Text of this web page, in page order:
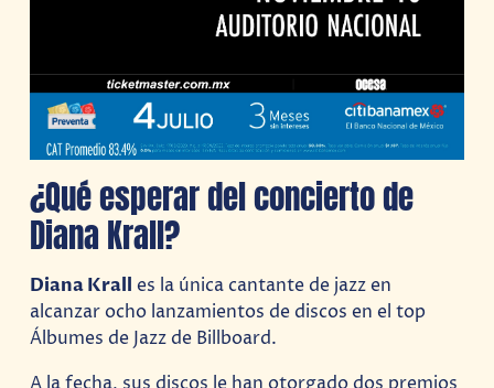
¿Qué esperar del concierto de
Diana Krall?
Diana Krall es la única cantante de jazz en
alcanzar ocho lanzamientos de discos en el top
Álbumes de Jazz de Billboard.
A la fecha, sus discos le han otorgado dos premios